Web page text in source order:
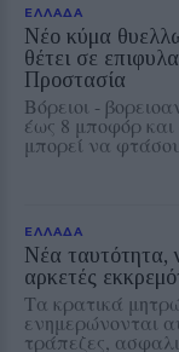
ΕΛΛΑΔΑ
Νέο κύμα
θέτει σε
Προστασία
Βόρειοι -
έως 8 μποφόρ και
μπορεί να
ΕΛΛΑΔΑ
Νέα ταυτότητα,
αρκετές
Τα κρατικά
ενημερώνονται
τράπεζες,